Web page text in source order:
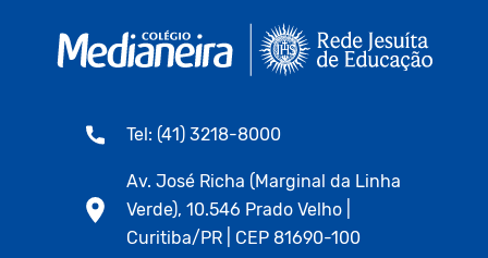
Tel: (41) 3218-8000
Av. José Richa (Marginal da Linha
Verde), 10.546 Prado Velho |
Curitiba/PR | CEP 81690-100